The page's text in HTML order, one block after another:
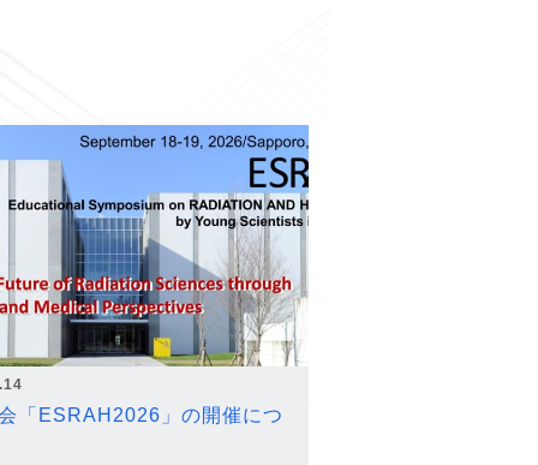
「ESRAH2026」の開催につ